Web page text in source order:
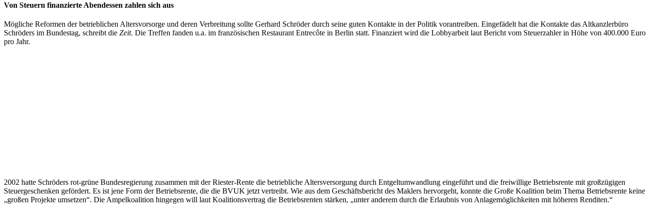
Von Steuern finanzierte Abendessen zahlen sich aus
Mögliche Reformen der betrieblichen Altersvorsorge und deren Verbreitung sollte Gerhard Schröder durch seine guten Kontakte in der Politik vorantreiben. Eingefädelt hat die Kontakte das Altkanzlerbüro
Schröders im Bundestag, schreibt die Zeit. Die Treffen fanden u.a. im französischen Restaurant Entrecôte in Berlin statt. Finanziert wird die Lobbyarbeit laut Bericht vom Steuerzahler in Höhe von 400.000 Euro
pro Jahr.
2002 hatte Schröders rot-grüne Bundesregierung zusammen mit der Riester-Rente die betriebliche Altersversorgung durch Entgeltumwandlung eingeführt und die freiwillige Betriebsrente mit großzügigen
Steuergeschenken gefördert. Es ist jene Form der Betriebsrente, die die BVUK jetzt vertreibt. Wie aus dem Geschäftsbericht des Maklers hervorgeht, konnte die Große Koalition beim Thema Betriebsrente keine
„großen Projekte umsetzen“. Die Ampelkoalition hingegen will laut Koalitionsvertrag die Betriebsrenten stärken, „unter anderem durch die Erlaubnis von Anlagemöglichkeiten mit höheren Renditen.“